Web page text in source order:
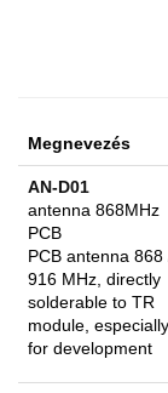
Megnevezés
AN-D01
antenna 868MHz
PCB
PCB antenna 868
916 MHz, directly
solderable to TR
module, especially
for development